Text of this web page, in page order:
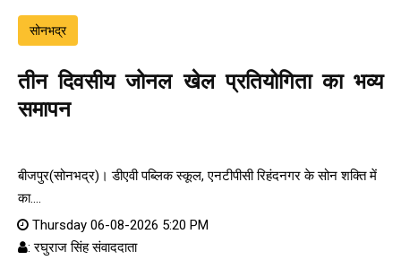
सोनभद्र
तीन दिवसीय जोनल खेल प्रतियोगिता का भव्य
समापन
बीजपुर(सोनभद्र)। डीएवी पब्लिक स्कूल, एनटीपीसी रिहंदनगर के सोन शक्ति में
का....
Thursday 06-08-2026 5:20 PM
: रघुराज सिंह संवाददाता